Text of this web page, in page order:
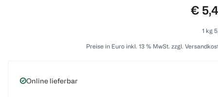
€
1 kg
Preise in Euro inkl. 13 % MwSt. zzgl.
Online lieferbar